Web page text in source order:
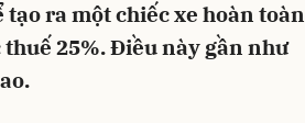
tạo ra một chiếc xe hoàn toàn
25%. Điều này gần như